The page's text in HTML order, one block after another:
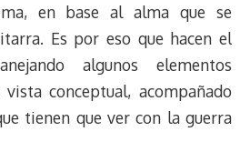
en base al alma que se
Es por eso que hacen el
algunos elementos
conceptual, acompañado
tienen que ver con la guerra